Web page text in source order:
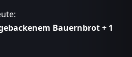
Bauernbrot + 1